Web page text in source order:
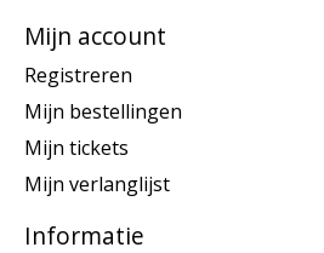
Mijn account
Registreren
Mijn bestellingen
Mijn tickets
Mijn verlanglijst
Informatie